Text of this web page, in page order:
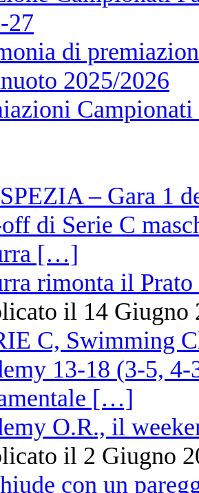
27
di
2025/2026
rimonta il Prato
il 14 Giugno
O.R., il
il 2 Giugno